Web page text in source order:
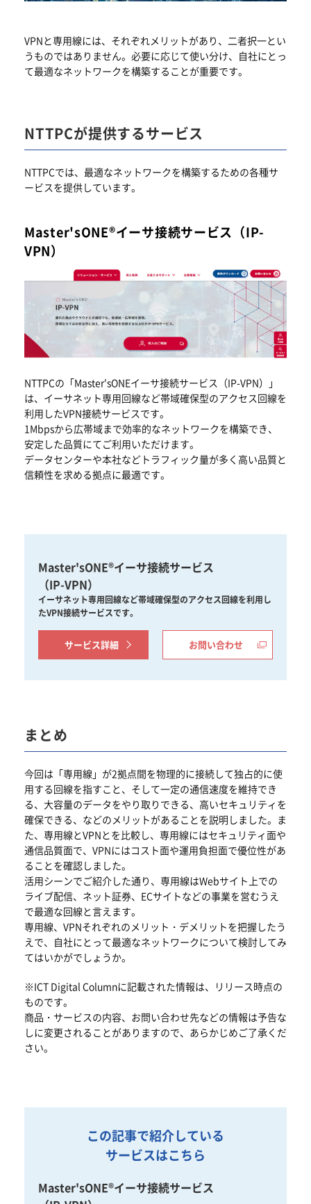
VPNと専用線には、それぞれメリットがあり、二者択一とい
うものではありません。必要に応じて使い分け、自社にとっ
て最適なネットワークを構築することが重要です。
NTTPCが提供するサービス
NTTPCでは、最適なネットワークを構築するための各種サ
ービスを提供しています。
Master'sONE®イーサ接続サービス（IP-
VPN）
NTTPCの「Master'sONEイーサ接続サービス（IP-VPN）」
は、イーサネット専用回線など帯域確保型のアクセス回線を
利用したVPN接続サービスです。
1Mbpsから広帯域まで効率的なネットワークを構築でき、
安定した品質にてご利用いただけます。
データセンターや本社などトラフィック量が多く高い品質と
信頼性を求める拠点に最適です。
Master'sONE®イーサ接続サービス
（IP-VPN）
イーサネット専用回線など帯域確保型のアクセス回線を利用し
たVPN接続サービスです。
サービス詳細 お問い合わせ
まとめ
今回は「専用線」が2拠点間を物理的に接続して独占的に使
用する回線を指すこと、そして一定の通信速度を維持でき
る、大容量のデータをやり取りできる、高いセキュリティを
確保できる、などのメリットがあることを説明しました。ま
た、専用線とVPNとを比較し、専用線にはセキュリティ面や
通信品質面で、VPNにはコスト面や運用負担面で優位性があ
ることを確認しました。
活用シーンでご紹介した通り、専用線はWebサイト上での
ライブ配信、ネット証券、ECサイトなどの事業を営むうえ
で最適な回線と言えます。
専用線、VPNそれぞれのメリット・デメリットを把握したう
えで、自社にとって最適なネットワークについて検討してみ
てはいかがでしょうか。
※ICT Digital Columnに記載された情報は、リリース時点の
ものです。
商品・サービスの内容、お問い合わせ先などの情報は予告な
しに変更されることがありますので、あらかじめご了承くだ
さい。
この記事で紹介している
サービスはこちら
Master'sONE®イーサ接続サービス